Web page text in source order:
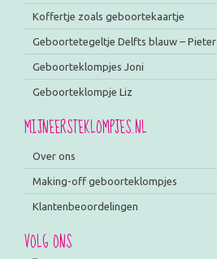
Koffertje zoals geboortekaartje
Geboortetegeltje Delfts blauw – Pieter
Geboorteklompjes Joni
Geboorteklompje Liz
MIJNEERSTEKLOMPJES.NL
Over ons
Making-off geboorteklompjes
Klantenbeoordelingen
VOLG ONS